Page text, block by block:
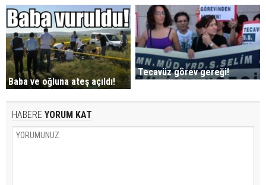
Baba ve oğluna ateş açıldı!
Tecavüz görev gereği!
HABERE YORUM KAT